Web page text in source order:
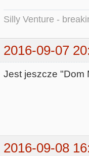
Silly Venture -
2016-09-07
Jest jeszcze "Dom
2016-09-08